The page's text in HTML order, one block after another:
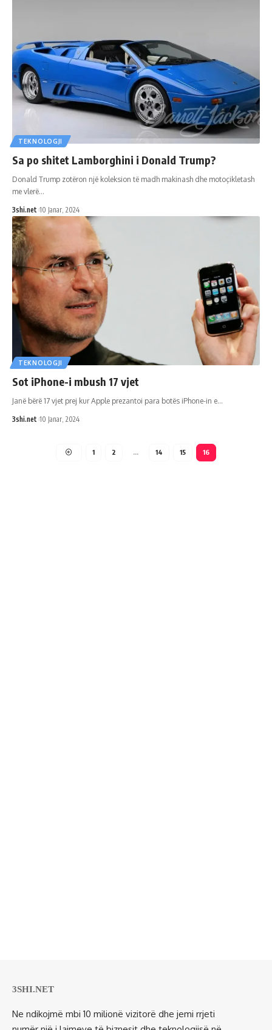
TEKNOLOGJI
Sa po shitet Lamborghini i Donald Trump?
Donald Trump zotëron një koleksion të madh makinash dhe motoçikletash
me vlerë…
3shi.net 10 Janar, 2024
TEKNOLOGJI
Sot iPhone-i mbush 17 vjet
Janë bërë 17 vjet prej kur Apple prezantoi para botës iPhone-in e…
3shi.net 10 Janar, 2024
1 2 … 14 15 16
3SHI.NET
Ne ndikojmë mbi 10 milionë vizitorë dhe jemi rrjeti